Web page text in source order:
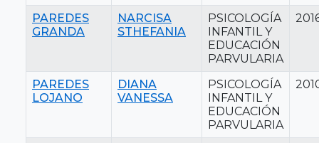
PAREDES
GRANDA
NARCISA
STHEFANIA
PSICOLOGÍA
INFANTIL Y
EDUCACIÓN
PARVULARIA
PAREDES
LOJANO
DIANA
VANESSA
PSICOLOGÍA
INFANTIL Y
EDUCACIÓN
PARVULARIA